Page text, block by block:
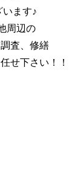
ます♪
周辺の
査、修繕
せ下さい！！